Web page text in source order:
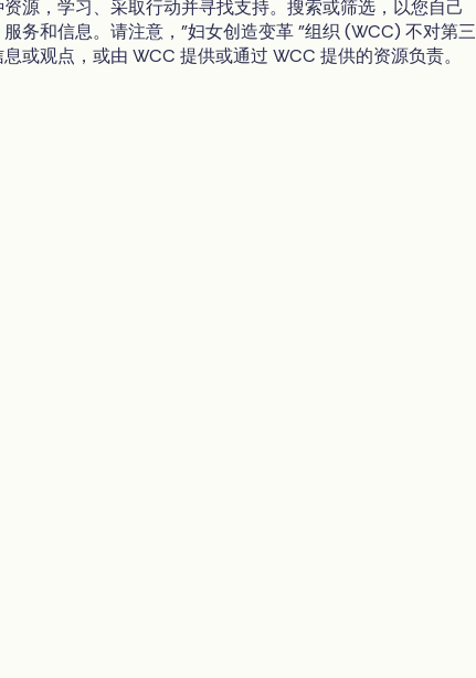
源，学习、采取行动并寻找支持。搜索或筛选，以您自己
务和信息。请注意，"妇女创造变革 "组织 (WCC) 不对第三
或观点，或由 WCC 提供或通过 WCC 提供的资源负责。